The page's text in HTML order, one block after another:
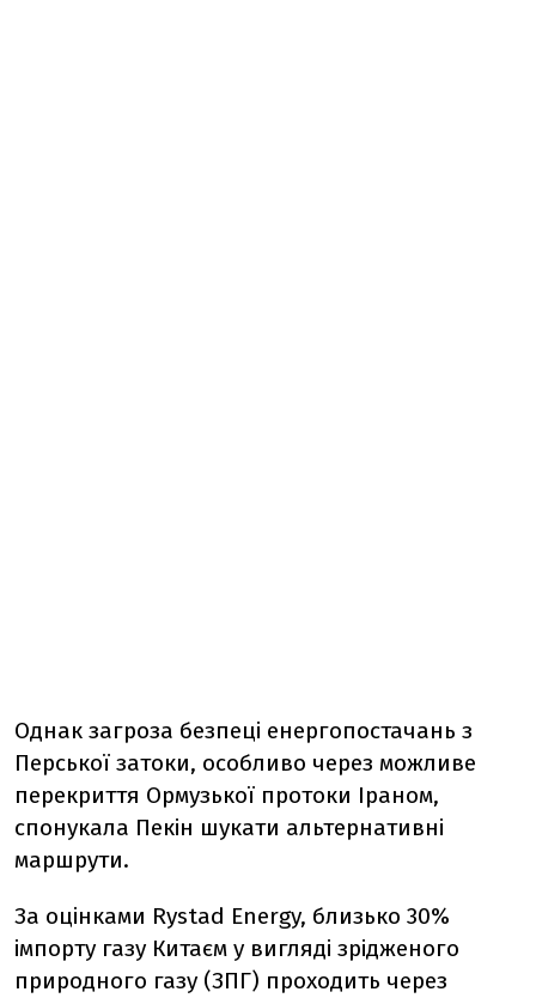
Однак загроза безпеці енергопостачань з
Перської затоки, особливо через можливе
перекриття Ормузької протоки Іраном,
спонукала Пекін шукати альтернативні
маршрути.
За оцінками Rystad Energy, близько 30%
імпорту газу Китаєм у вигляді зрідженого
природного газу (ЗПГ) проходить через